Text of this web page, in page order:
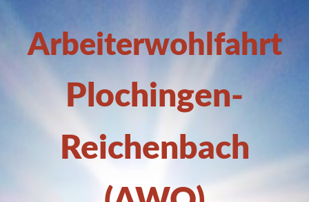
Arbeiterwohlfahrt
Plochingen-
Reichenbach